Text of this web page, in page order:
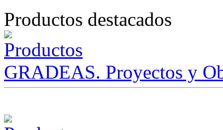
Productos destacados
GRADEAS. Proyectos y